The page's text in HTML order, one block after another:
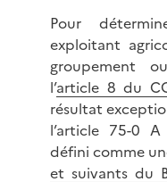
Pour
exploitant
groupement
l’article 8 du
résultat
l’article 75-0
défini comme
et suivants du